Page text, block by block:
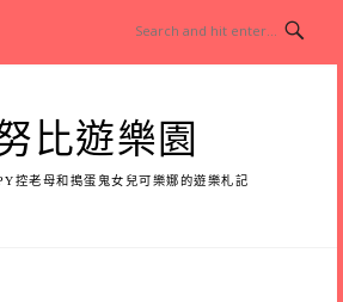
比遊樂園
控老母和搗蛋鬼女兒可樂娜的遊樂札記